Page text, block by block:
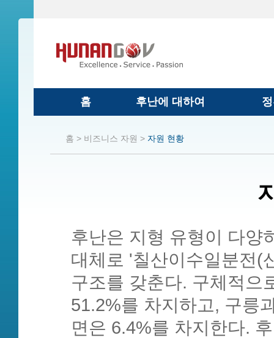
홈 후난에 대하여
홈 > 비즈니스 자원 > 자원 현황
후난은 지형 유형이 다양
대체로 '칠산이수일분전
구조를 갖춘다. 구체적으
51.2%를 차지하고, 구릉
면은 6.4%를 차지한다.